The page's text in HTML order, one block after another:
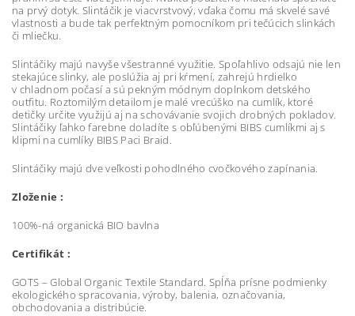
na prvý dotyk. Slintáčik je viacvrstvový, vďaka čomu má skvelé savé
vlastnosti a bude tak perfektným pomocníkom pri tečúcich slinkách
či mliečku.
Slintáčiky majú navyše všestranné využitie. Spoľahlivo odsajú nie len
stekajúce slinky, ale poslúžia aj pri kŕmení, zahrejú hrdielko
v chladnom počasí a sú pekným módnym doplnkom detského
outfitu. Roztomilým detailom je malé vrecúško na cumlík, ktoré
detičky určite využijú aj na schovávanie svojich drobných pokladov.
Slintáčiky ľahko farebne doladíte s obľúbenými BIBS cumlíkmi aj s
klipmi na cumlíky BIBS Paci Braid.
Slintáčiky majú dve veľkosti pohodlného cvočkového zapínania.
Zloženie :
100%-ná organická BIO bavlna
Certifikát :
GOTS – Global Organic Textile Standard. Spĺňa prísne podmienky
ekologického spracovania, výroby, balenia, označovania,
obchodovania a distribúcie.